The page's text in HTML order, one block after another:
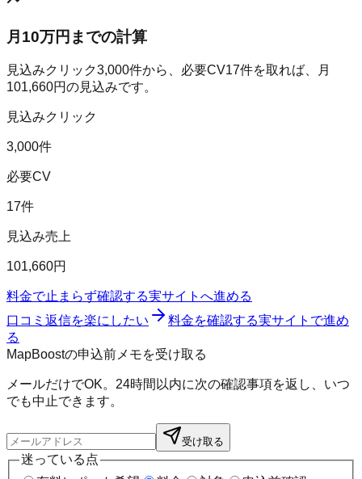
月10万円までの計算
見込みクリック3,000件から、必要CV17件を取れば、月
101,660円の見込みです。
見込みクリック
3,000件
必要CV
17件
見込み売上
101,660円
料金で止まらず確認する実サイトへ進める
口コミ返信を楽にしたい
料金を確認する実サイトで進め
る
MapBoostの申込前メモを受け取る
メールだけでOK。24時間以内に次の確認事項を返し、いつ
でも中止できます。
受け取る
迷っている点